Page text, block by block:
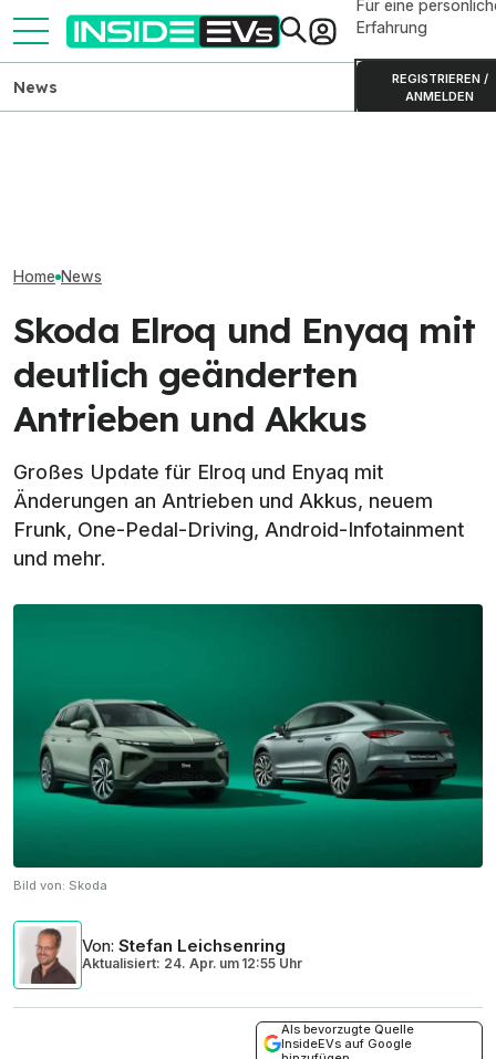
Für eine
Erfahrung
REGISTRIEREN /
ANMELDEN
News
Home News
Skoda Elroq und Enyaq mit
deutlich geänderten
Antrieben und Akkus
Großes Update für Elroq und Enyaq mit
Änderungen an Antrieben und Akkus, neuem
Frunk, One-Pedal-Driving, Android-Infotainment
und mehr.
Bild von: Skoda
Von: Stefan Leichsenring
Aktualisiert: 24. Apr. um 12:55 Uhr
Als bevorzugte Quelle
InsideEVs auf Google